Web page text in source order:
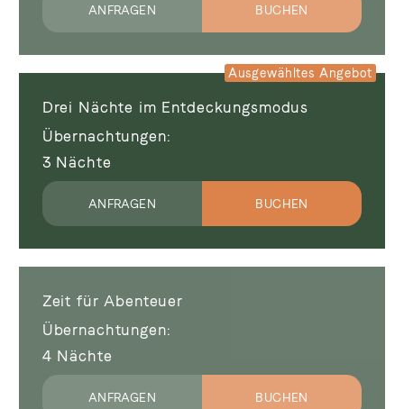
BUCHEN
ANFRAGEN
Drei Nächte im Entdeckungsmodus
Übernachtungen
3 Nächte
BUCHEN
ANFRAGEN
Zeit für Abenteuer
Übernachtungen
4 Nächte
BUCHEN
ANFRAGEN